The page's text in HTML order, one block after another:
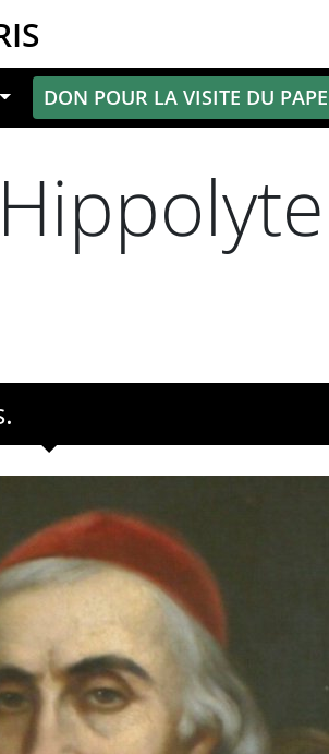
DON POUR LA VISITE DU PAPE